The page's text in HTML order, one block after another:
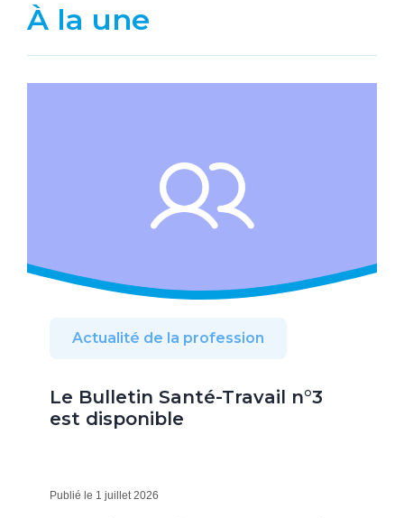
À la une
Actualité de la profession
Le Bulletin Santé-Travail n°3
est disponible
Publié le 1 juillet 2026